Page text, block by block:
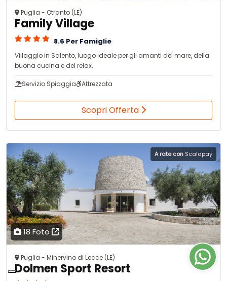
Puglia - Otranto (LE)
Family Village
8.6 Per Famiglie
Villaggio in Salento, luogo ideale per gli amanti del mare, della
buona cucina e del relax.
Servizio Spiaggia Attrezzata
Scopri Offerta
18 Foto
A rate con Scalapay
Puglia - Minervino di Lecce (LE)
Dolmen Sport Resort